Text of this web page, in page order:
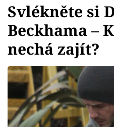
Témata
Showbyznys
Youtubeři
Virály
Svlékněte si
Beckhama –
nechá zajít?